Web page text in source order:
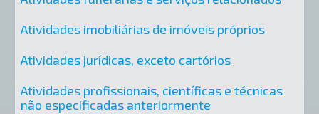
Atividades imobiliárias de imóveis próprios
Atividades jurídicas, exceto cartórios
Atividades profissionais, científicas e técnicas
não especificadas anteriormente